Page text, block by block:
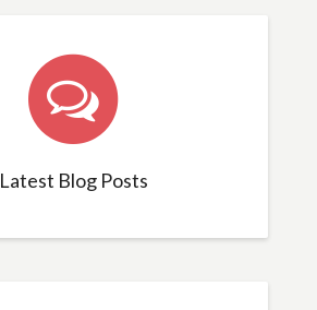
Latest Blog Posts